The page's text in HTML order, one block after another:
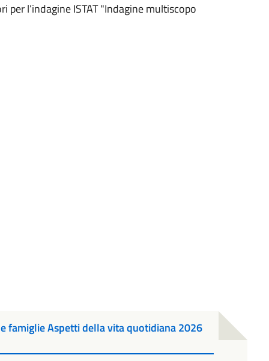
l’indagine ISTAT "Indagine multiscopo
famiglie Aspetti della vita quotidiana 2026